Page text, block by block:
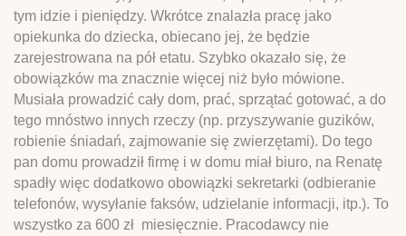
tym idzie i pieniędzy. Wkrótce znalazła pracę jako
opiekunka do dziecka, obiecano jej, że będzie
zarejestrowana na pół etatu. Szybko okazało się, że
obowiązków ma znacznie więcej niż było mówione.
Musiała prowadzić cały dom, prać, sprzątać gotować, a do
tego mnóstwo innych rzeczy (np. przyszywanie guzików,
robienie śniadań, zajmowanie się zwierzętami). Do tego
pan domu prowadził firmę i w domu miał biuro, na Renatę
spadły więc dodatkowo obowiązki sekretarki (odbieranie
telefonów, wysyłanie faksów, udzielanie informacji, itp.). To
wszystko za 600 zł miesięcznie. Pracodawcy nie